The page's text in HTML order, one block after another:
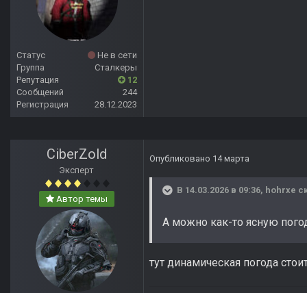
Статус
Не в сети
Группа
Сталкеры
Репутация
12
Сообщений
244
Регистрация
28.12.2023
CiberZold
Эксперт
Автор темы
Опубликовано 14 марта
В 14.03.2026 в 09:36, hohrxe
А можно как-то ясную
тут динамическая погода